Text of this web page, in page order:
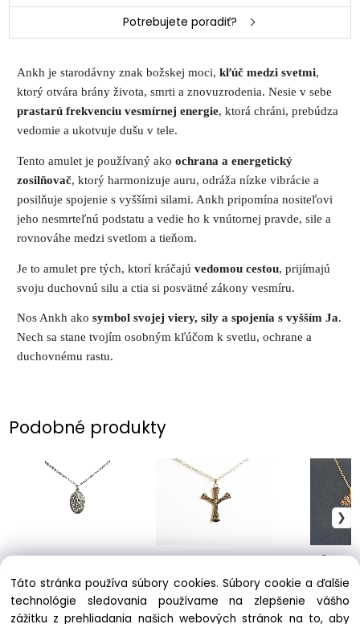
Potrebujete poradiť?
Ankh je starodávny znak božskej moci,kľúč medzi svetmi,
ktorý otvára brány života, smrti a znovuzrodenia. Nesie v sebe
prastarú frekvenciu vesmírnej energie, ktorá chráni, prebúdza
vedomie a ukotvuje dušu v tele.
Tento amulet je používaný akoochrana a energetický
zosilňovač, ktorý harmonizuje auru, odráža nízke vibrácie a
posilňuje spojenie s vyššími silami. Ankh pripomína nositeľovi
jeho nesmrteľnú podstatu a vedie ho k vnútornej pravde, sile a
rovnováhe medzi svetlom a tieňom.
Je to amulet pre tých, ktorí kráčajúvedomou cestou, prijímajú
svoju duchovnú silu a ctia si posvätné zákony vesmíru.
Nos Ankh akosymbol svojej viery, sily a spojenia s vyšším Ja.
Nech sa stane tvojím osobným kľúčom k svetlu, ochrane a
duchovnému rastu.
Podobné produkty
Amulet Archanjel
Michael
Ochranná runa Eolh
Strom Života II
12.90 €
Táto stránka používa súbory cookies. Súbory cookie a ďalšie
technológie sledovania používame na zlepšenie vášho
zážitku z prehliadania našich webových stránok na to, aby